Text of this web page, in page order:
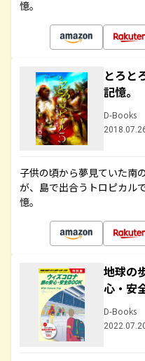
憶。
とろと
記憶
D-Books
子供の頃から夢見ていた南
が、島で出合うトロピカル
憶。
地球の
心・安
D-Books